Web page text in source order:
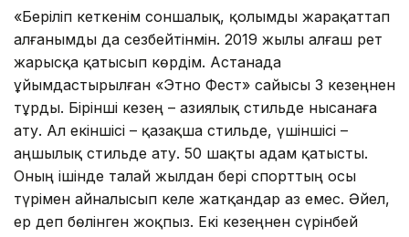
«Беріліп кеткенім соншалық, қолымды жарақаттап
алғанымды да сезбейтінмін. 2019 жылы алғаш рет
жарысқа қатысып көрдім. Астанада
ұйымдастырылған «Этно Фест» сайысы 3 кезеңнен
тұрды. Бірінші кезең – азиялық стильде нысанаға
ату. Ал екіншісі – қазақша стильде, үшіншісі –
аңшылық стильде ату. 50 шақты адам қатысты.
Оның ішінде талай жылдан бері спорттың осы
түрімен айналысып келе жатқандар аз емес. Әйел,
ер деп бөлінген жоқпыз. Екі кезеңнен сүрінбей